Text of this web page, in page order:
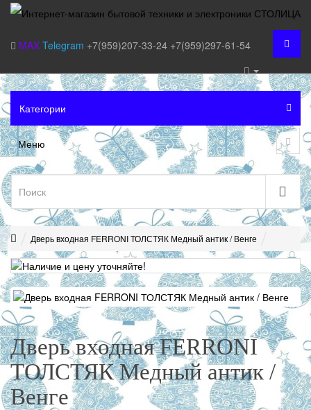
MAX Telegram +7(959)207-33-24 +7(959)297-61-54
Категории
Меню
Дверь входная FERRONI ТОЛСТЯК Медный антик / Венге
Дверь входная FERRONI
ТОЛСТЯК Медный антик /
Венге